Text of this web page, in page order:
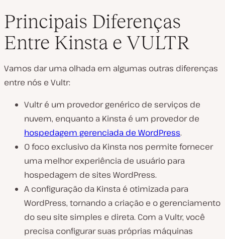
Principais Diferenças
Entre Kinsta e VULTR
Vamos dar uma olhada em algumas outras diferenças
entre nós e Vultr:
Vultr é um provedor genérico de serviços de
nuvem, enquanto a Kinsta é um provedor de
hospedagem gerenciada de WordPress.
O foco exclusivo da Kinsta nos permite fornecer
uma melhor experiência de usuário para
hospedagem de sites WordPress.
A configuração da Kinsta é otimizada para
WordPress, tornando a criação e o gerenciamento
do seu site simples e direta. Com a Vultr, você
precisa configurar suas próprias máquinas